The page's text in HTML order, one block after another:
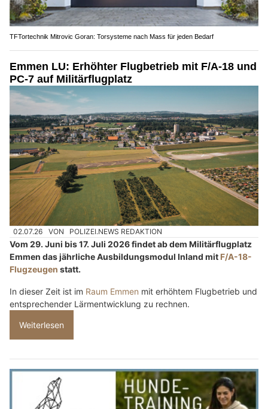
TFTortechnik Mitrovic Goran: Torsysteme nach Mass für jeden Bedarf
Emmen LU: Erhöhter Flugbetrieb mit F/A-18 und
PC-7 auf Militärflugplatz
02.07.26 VON POLIZEI.NEWS REDAKTION
Vom 29. Juni bis 17. Juli 2026 findet ab dem Militärflugplatz
Emmen das jährliche Ausbildungsmodul Inland mit F/A-18-
Flugzeugen statt.
In dieser Zeit ist im Raum Emmen mit erhöhtem Flugbetrieb und
entsprechender Lärmentwicklung zu rechnen.
Weiterlesen